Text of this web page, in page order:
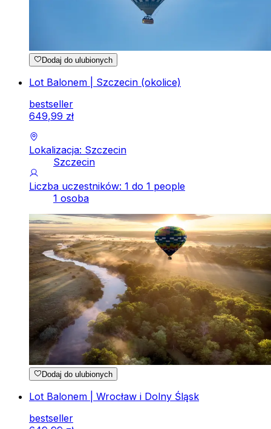
Dodaj do ulubionych
Lot Balonem | Szczecin (okolice)
bestseller
649,99 zł
Lokalizacja: Szczecin
Szczecin
Liczba uczestników: 1 do 1 people
1 osoba
Dodaj do ulubionych
Lot Balonem | Wrocław i Dolny Śląsk
bestseller